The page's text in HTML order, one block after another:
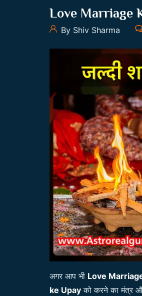
Love Marriage
By Shiv Sharma
अगर आप भी Love
ke Upay को करने का मंत्र